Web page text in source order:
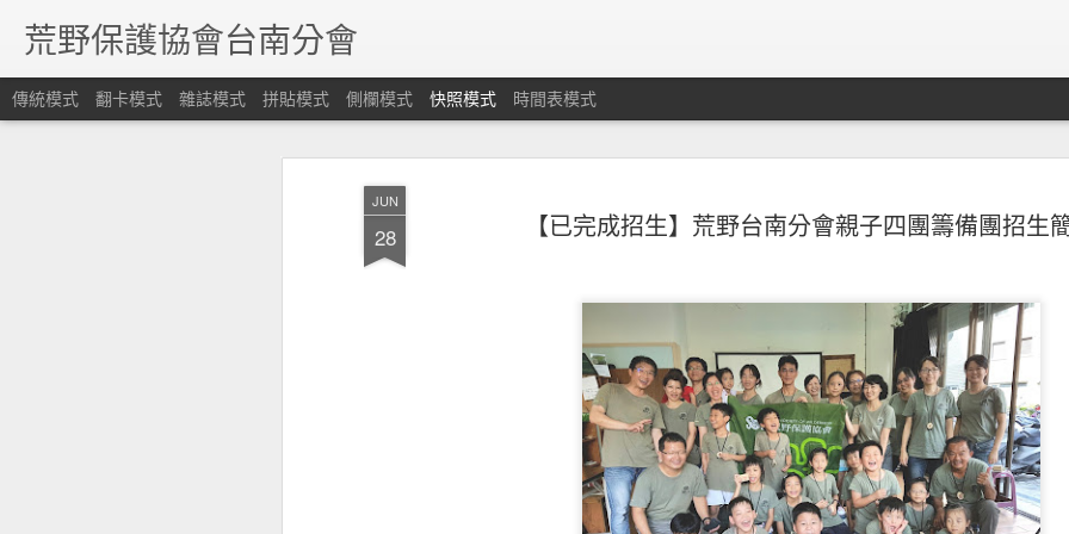
JUN
28 【已完成招生】荒野台南分會親子四團籌備團招生
荒野保護協會台南分會
傳統模式 翻卡模式 雜誌模式 拼貼模式 側欄模式 快照模式 時間表模式
台南分會 第14期解說員志工培訓課程